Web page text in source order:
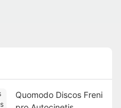
Quomodo Discos Freni